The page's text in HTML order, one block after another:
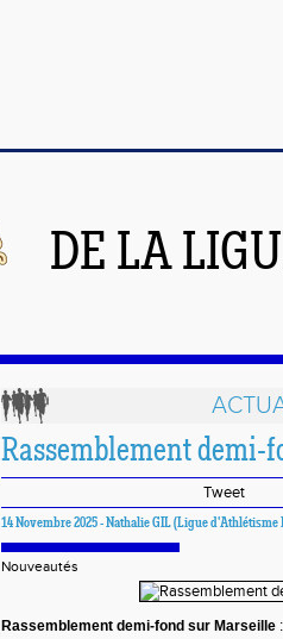
DE LA
Rassemblement demi-
Tweet
14 Novembre 2025 - Nathalie GIL (Ligue d'Athlétisme
Nouveautés
Rassemblement demi-fond sur Marseille